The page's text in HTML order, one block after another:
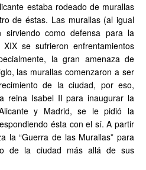
estaba rodeado de murallas
de éstas. Las murallas (al igual
sirviendo como defensa para la
se sufrieron enfrentamientos
la gran amenaza de
las murallas comenzaron a ser
de la ciudad, por eso,
reina Isabel II para inaugurar la
y Madrid, se le pidió la
ésta con el sí. A partir
la “Guerra de las Murallas” para
de la ciudad más allá de sus